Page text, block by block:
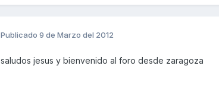
Publicado 9 de Marzo del 2012
saludos jesus y bienvenido al foro desde zaragoza